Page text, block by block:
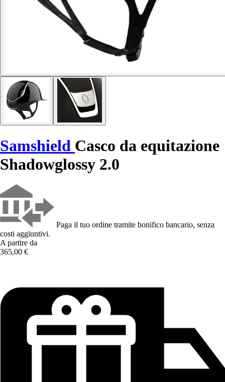
Samshield Casco da equitazione
Shadowglossy 2.0
Paga il tuo ordine tramite bonifico bancario, senza
costi aggiuntivi.
A partire da
365,00 €